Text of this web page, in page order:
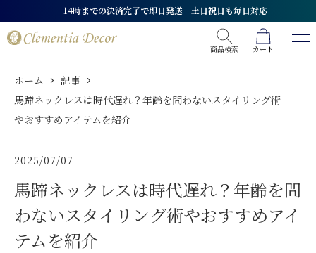
14時までの決済完了で即日発送 土日祝日も毎日対応
商品検索 カート
ホーム
記事
馬蹄ネックレスは時代遅れ？年齢を問わないスタイリング術
やおすすめアイテムを紹介
2025/07/07
馬蹄ネックレスは時代遅れ？年齢を問
わないスタイリング術やおすすめアイ
テムを紹介